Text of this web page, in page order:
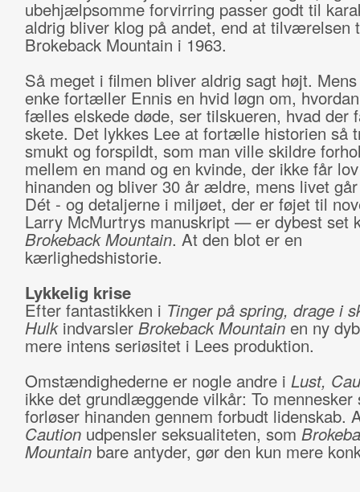
ubehjælpsomme forvirring passer godt til
aldrig bliver klog på andet, end at tilværelsen
Brokeback Mountain i 1963.
Så meget i filmen bliver aldrig sagt højt.
enke fortæller Ennis en hvid løgn om,
fælles elskede døde, ser tilskueren, hvad der
skete. Det lykkes Lee at fortælle historien så
smukt og forspildt, som man ville skildre
mellem en mand og en kvinde, der ikke får
hinanden og bliver 30 år ældre, mens livet
Dét - og detaljerne i miljøet, der er føjet til
Larry McMurtrys manuskript — er dybest set
Brokeback Mountain. At den blot er en
kærlighedshistorie.
Lykkelig krise
Efter fantastikken i Tinger på spring, drage i
Hulkindvarsler Brokeback Mountainen ny
mere intens seriøsitet i Lees produktion.
Omstændighederne er nogle andre i Lust,
ikke det grundlæggende vilkår: To mennesker
forløser hinanden gennem forbudt lidenskab.
Cautionudpensler seksualiteten, som
Mountainbare antyder, gør den kun mere